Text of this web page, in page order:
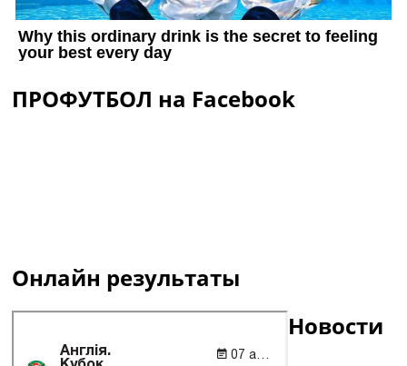
ПРОФУТБОЛ на Facebook
Онлайн результаты
Новости